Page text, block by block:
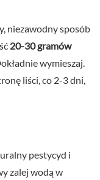
niezawodny sposób
20-30 gramów
wymieszaj.
liści, co 2-3 dni,
pestycyd i
zalej wodą w